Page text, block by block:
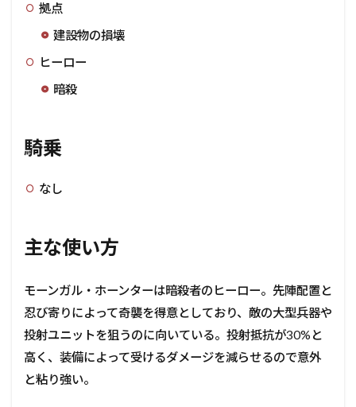
拠点
建設物の損壊
ヒーロー
暗殺
騎乗
なし
主な使い方
モーンガル・ホーンターは暗殺者のヒーロー。先陣配置と
忍び寄りによって奇襲を得意としており、敵の大型兵器や
投射ユニットを狙うのに向いている。投射抵抗が30%と
高く、装備によって受けるダメージを減らせるので意外
と粘り強い。